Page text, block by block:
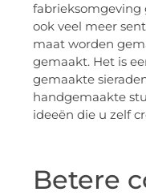
fabrieksomgeving
ook veel meer
maat worden
gemaakt. Het is
gemaakte
handgemaakte
ideeën die u zelf
Betere